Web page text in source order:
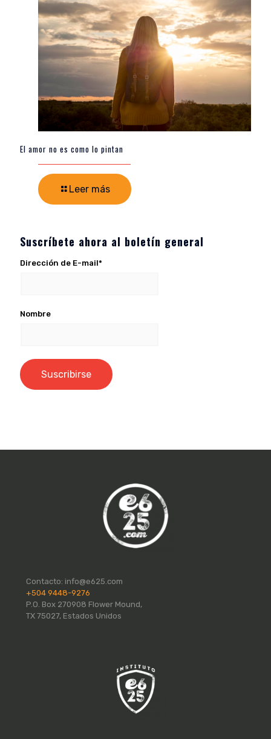
El amor no es como lo pintan
Leer más
Suscríbete ahora al boletín general
Dirección de E-mail*
Nombre
Contacto: info@e625.com
+504 9448-9276
P.O. Box 270908 Flower Mound,
TX 75027, Estados Unidos